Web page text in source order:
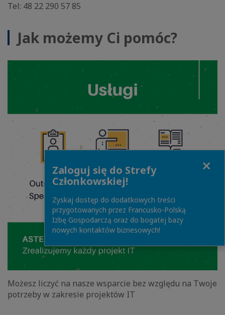
Tel: 48 22 290 57 85
Jak możemy Ci pomóc?
Możesz liczyć na nasze wsparcie bez względu na Twoje
potrzeby w zakresie projektów IT
Zaloguj się do Strefy
Członkowskiej!
Zyskaj dostęp do dodatkowych treści
przygotowanych przez Francusko-Polską
Izbę Gospodarczą oraz do bogatej bazy
nowych kontaktów biznesowych!